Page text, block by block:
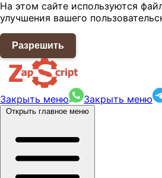
На этом сайте используются
улучшения вашего
Разрешить
Закрыть меню Закрыть меню
Открыть главное меню